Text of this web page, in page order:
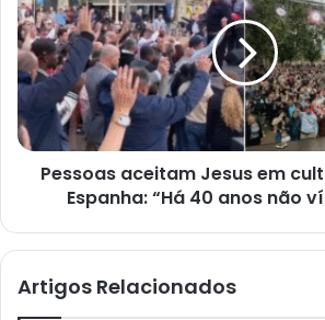
Jesus
em
culto
na
praça
na
Espanha:
isso”
Pessoas aceitam Jesus em
Espanha: “Há 40 anos não
Artigos Relacionados